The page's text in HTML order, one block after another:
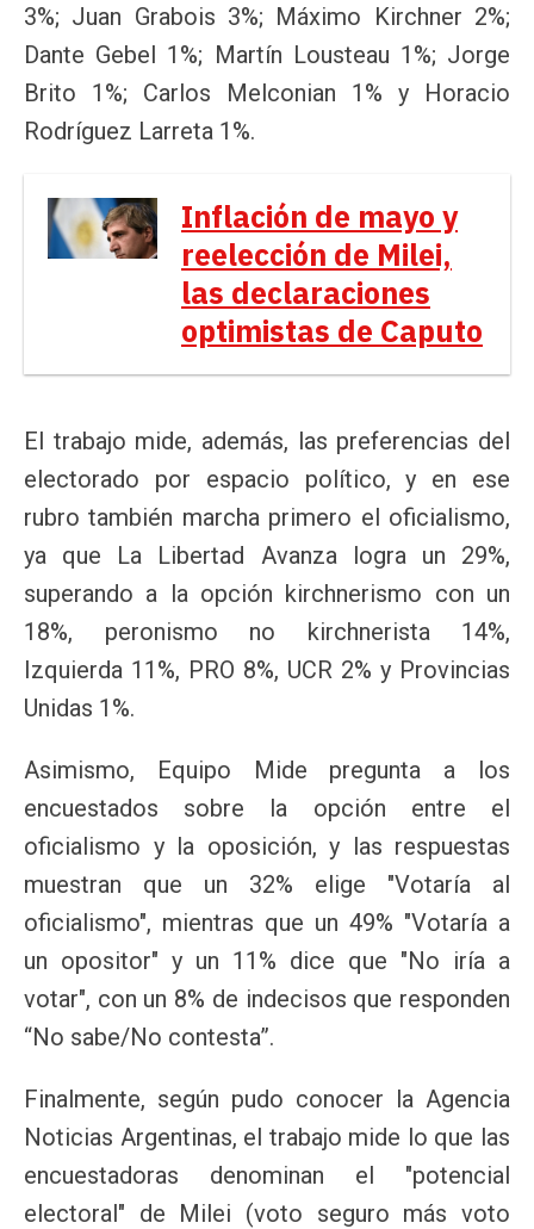
3%; Juan Grabois 3%; Máximo Kirchner 2%;
Dante Gebel 1%; Martín Lousteau 1%; Jorge
Brito 1%; Carlos Melconian 1% y Horacio
Rodríguez Larreta 1%.
Inflación de mayo y
reelección de Milei,
las declaraciones
optimistas de Caputo
El trabajo mide, además, las preferencias del
electorado por espacio político, y en ese
rubro también marcha primero el oficialismo,
ya que La Libertad Avanza logra un 29%,
superando a la opción kirchnerismo con un
18%, peronismo no kirchnerista 14%,
Izquierda 11%, PRO 8%, UCR 2% y Provincias
Unidas 1%.
Asimismo, Equipo Mide pregunta a los
encuestados sobre la opción entre el
oficialismo y la oposición, y las respuestas
muestran que un 32% elige "Votaría al
oficialismo", mientras que un 49% "Votaría a
un opositor" y un 11% dice que "No iría a
votar", con un 8% de indecisos que responden
“No sabe/No contesta”.
Finalmente, según pudo conocer la Agencia
Noticias Argentinas, el trabajo mide lo que las
encuestadoras denominan el "potencial
electoral" de Milei (voto seguro más voto